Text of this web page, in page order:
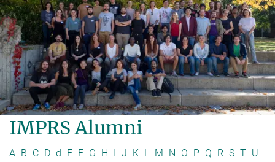
IMPRS Alumni
A B C D d E F G H J K L M N O P Q R S T U